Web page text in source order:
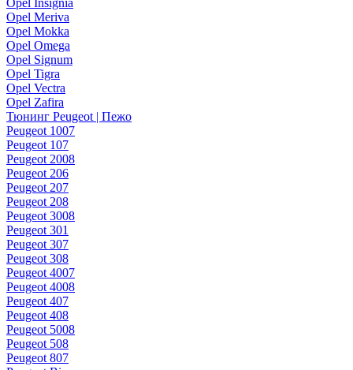
Opel Insignia
Opel Meriva
Opel Mokka
Opel Omega
Opel Signum
Opel Tigra
Opel Vectra
Opel Zafira
Тюнинг Peugeot | Пежо
Peugeot 1007
Peugeot 107
Peugeot 2008
Peugeot 206
Peugeot 207
Peugeot 208
Peugeot 3008
Peugeot 301
Peugeot 307
Peugeot 308
Peugeot 4007
Peugeot 4008
Peugeot 407
Peugeot 408
Peugeot 5008
Peugeot 508
Peugeot 807